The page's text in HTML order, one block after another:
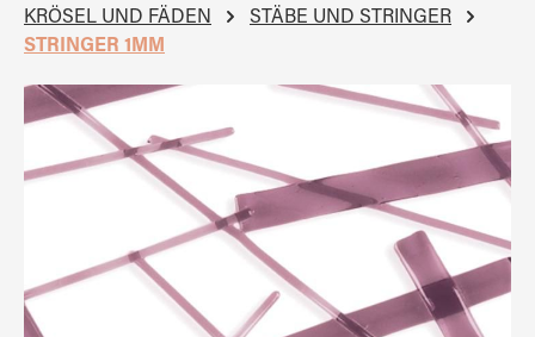
KRÖSEL UND FÄDEN
STÄBE UND STRINGER
STRINGER 1MM
Bildergalerie überspringen